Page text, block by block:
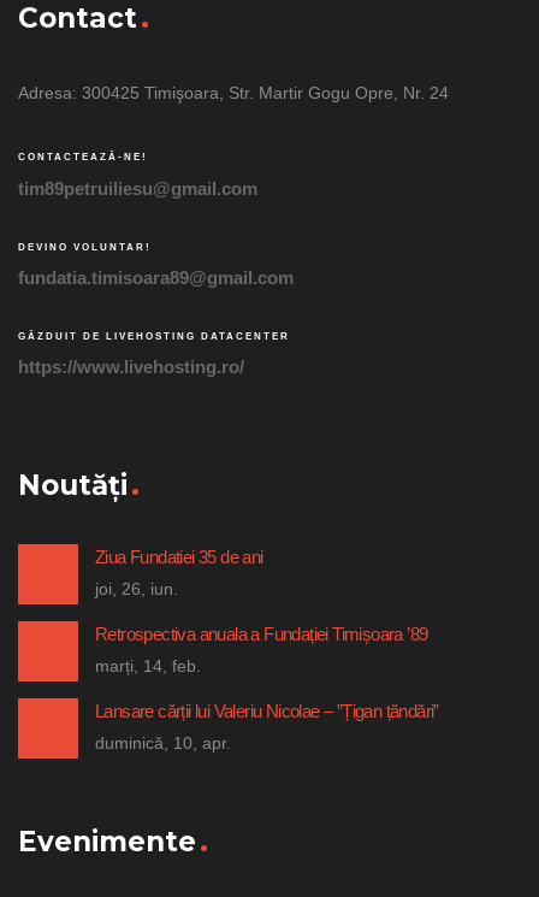
Contact
Adresa: 300425 Timişoara, Str. Martir Gogu Opre, Nr. 24
CONTACTEAZĂ-NE!
tim89petruiliesu@gmail.com
DEVINO VOLUNTAR!
fundatia.timisoara89@gmail.com
GĂZDUIT DE LIVEHOSTING DATACENTER
https://www.livehosting.ro/
Noutăți
Ziua Fundatiei 35 de ani
joi, 26, iun.
Retrospectiva anuala a Fundației Timișoara ’89
marți, 14, feb.
Lansare cărții lui Valeriu Nicolae – ”Țigan țăndări”
duminică, 10, apr.
Evenimente